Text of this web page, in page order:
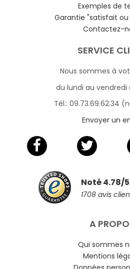
Exemples de
Garantie "satisfait
Contactez-
SERVICE
Nous sommes à
du lundi au vendredi
Tél.: 09.73.69.62.34
Envoyer un
Noté 4.78/5
1708 avis
A
Qui sommes
Mentions